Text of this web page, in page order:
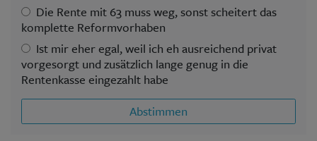
Die Rente mit 63 muss weg, sonst scheitert das
komplette Reformvorhaben
Ist mir eher egal, weil ich eh ausreichend privat
vorgesorgt und zusätzlich lange genug in die
Rentenkasse eingezahlt habe
Abstimmen